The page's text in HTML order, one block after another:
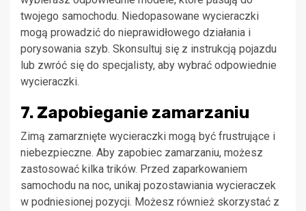
twojego samochodu. Niedopasowane wycieraczki
mogą prowadzić do nieprawidłowego działania i
porysowania szyb. Skonsultuj się z instrukcją pojazdu
lub zwróć się do specjalisty, aby wybrać odpowiednie
wycieraczki.
7. Zapobieganie zamarzaniu
Zimą zamarznięte wycieraczki mogą być frustrujące i
niebezpieczne. Aby zapobiec zamarzaniu, możesz
zastosować kilka trików. Przed zaparkowaniem
samochodu na noc, unikaj pozostawiania wycieraczek
w podniesionej pozycji. Możesz również skorzystać z